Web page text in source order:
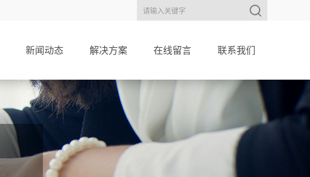
新闻动态 解决方案 在线留言 联系我们